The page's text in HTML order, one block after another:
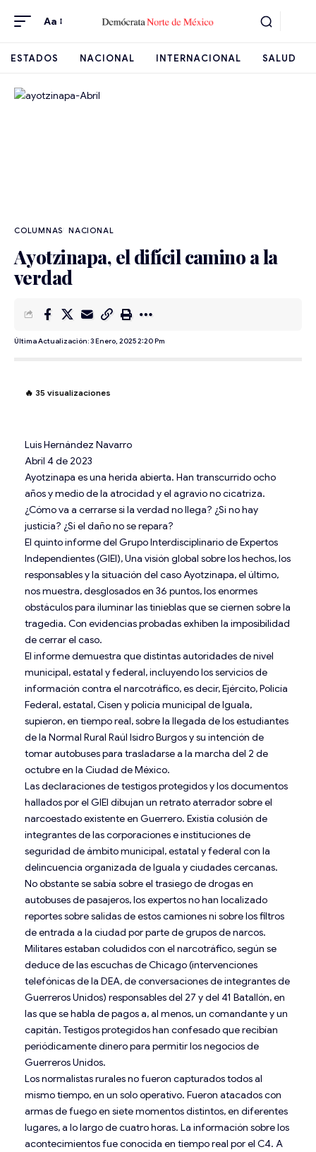
Aa
ESTADOS NACIONAL INTERNACIONAL SALUD
NACIONAL
Ayotzinapa, el difícil camino a la
verdad
Última Actualización: 3 Enero, 2025 2:20 Pm
🔥 35 visualizaciones
Luis Hernández Navarro
Abril 4 de 2023
Ayotzinapa es una herida abierta. Han transcurrido ocho
años y medio de la atrocidad y el agravio no cicatriza.
¿Cómo va a cerrarse si la verdad no llega? ¿Si no hay
justicia? ¿Si el daño no se repara?
El quinto informe del Grupo Interdisciplinario de Expertos
Independientes (GIEI), Una visión global sobre los hechos, los
responsables y la situación del caso Ayot­zinapa, el último,
nos muestra, desglosados en 36 puntos, los enormes
obstáculos para iluminar las tinieblas que se ciernen sobre la
tragedia. Con evidencias probadas exhiben la imposibilidad
de cerrar el caso.
El informe demuestra que distintas autoridades de nivel
municipal, estatal y federal, incluyendo los servicios de
información contra el narcotráfico, es decir, Ejército, Policía
Federal, estatal, Cisen y policía municipal de Iguala,
supieron, en tiempo real, sobre la llegada de los estudiantes
de la Normal Rural Raúl Isidro Burgos y su intención de
tomar autobuses para trasladarse a la marcha del 2 de
octubre en la Ciudad de México.
Las declaraciones de testigos protegidos y los documentos
hallados por el GIEI dibujan un retrato aterrador sobre el
narcoestado existente en Guerrero. Existía colusión de
integrantes de las corporaciones e instituciones de
seguridad de ámbito municipal, estatal y federal con la
delincuencia organizada de Iguala y ciudades cercanas.
No obstante se sabía sobre el trasiego de drogas en
autobuses de pasajeros, los expertos no han localizado
reportes sobre salidas de estos camiones ni sobre los filtros
de entrada a la ciudad por parte de grupos de narcos.
Militares estaban coludidos con el narcotráfico, según se
deduce de las escuchas de Chicago (intervenciones
telefónicas de la DEA, de conversaciones de integrantes de
Guerreros Unidos) responsables del 27 y del 41 Batallón, en
las que se habla de pagos a, al menos, un comandante y un
capitán. Testigos protegidos han confesado que recibían
periódicamente dinero para permitir los negocios de
Guerreros Unidos.
Los normalistas rurales no fueron capturados todos al
mismo tiempo, en un solo operativo. Fueron atacados con
armas de fuego en siete momentos distintos, en diferentes
lugares, a lo largo de cuatro horas. La información sobre los
acontecimientos fue conocida en tiempo real por el C4. A